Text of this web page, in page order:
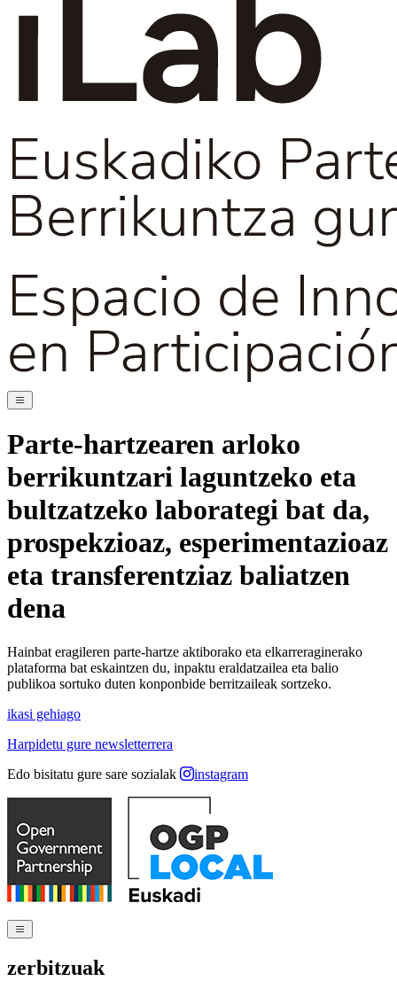
Parte-hartzearen arloko
berrikuntzari laguntzeko eta
bultzatzeko laborategi bat da,
prospekzioaz, esperimentazioaz
eta transferentziaz baliatzen
dena
Hainbat eragileren parte-hartze aktiborako eta elkarreraginerako
plataforma bat eskaintzen du, inpaktu eraldatzailea eta balio
publikoa sortuko duten konponbide berritzaileak sortzeko.
ikasi gehiago
Harpidetu gure newsletterrera
Edo bisitatu gure sare sozialak
instagram
zerbitzuak